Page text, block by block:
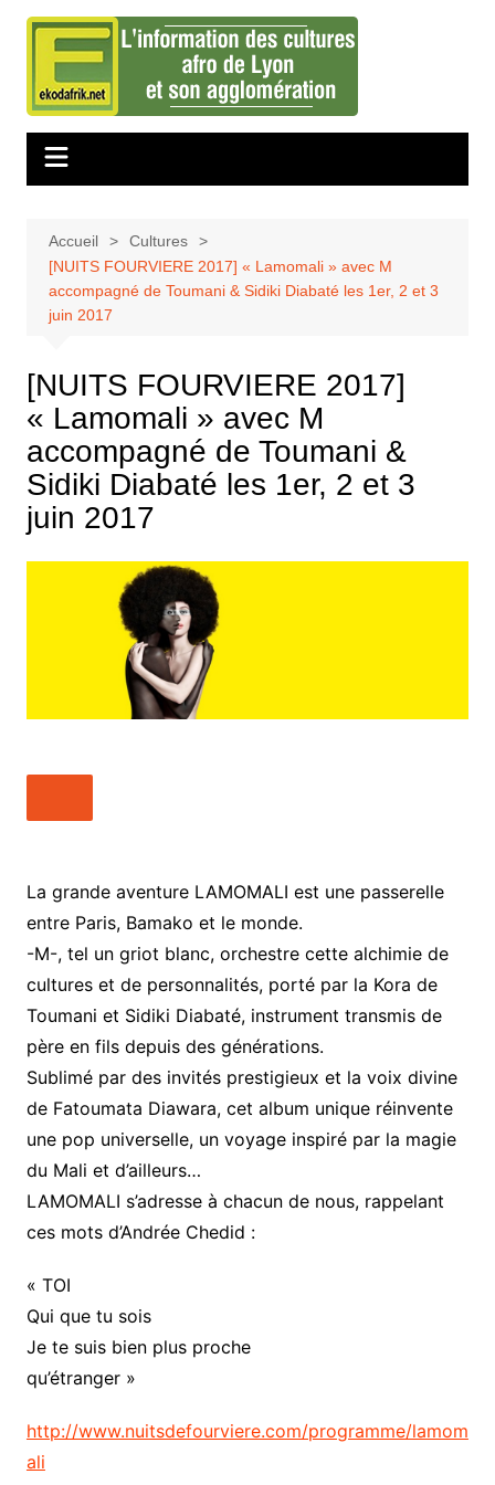
Aller
contenu
Accueil
Cultures
[NUITS FOURVIERE 2017] « Lamomali » avec M
accompagné de Toumani & Sidiki Diabaté les 1er, 2 et 3
juin 2017
[NUITS FOURVIERE 2017]
« Lamomali » avec M
accompagné de Toumani &
Sidiki Diabaté les 1er, 2 et 3
juin 2017
La grande aventure LAMOMALI est une passerelle
entre Paris, Bamako et le monde.
-M-, tel un griot blanc, orchestre cette alchimie de
cultures et de personnalités, porté par la Kora de
Toumani et Sidiki Diabaté, instrument transmis de
père en fils depuis des générations.
Sublimé par des invités prestigieux et la voix divine
de Fatoumata Diawara, cet album unique réinvente
une pop universelle, un voyage inspiré par la magie
du Mali et d’ailleurs…
LAMOMALI s’adresse à chacun de nous, rappelant
ces mots d’Andrée Chedid :
« TOI
Qui que tu sois
Je te suis bien plus proche
qu’étranger »
http://www.nuitsdefourviere.com/programme/lamom
ali